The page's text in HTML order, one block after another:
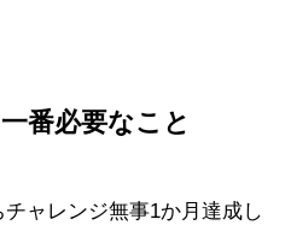
番必要なこと
ャレンジ無事1か月達成し